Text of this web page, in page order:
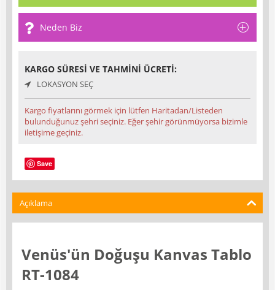
Neden Biz
KARGO SÜRESI VE TAHMINI ÜCRETI:
LOKASYON SEÇ
Kargo fiyatlarını görmek için lütfen Haritadan/Listeden
bulunduğunuz şehri seçiniz. Eğer şehir görünmüyorsa bizimle
iletişime geçiniz.
Save
Açıklama
Venüs'ün Doğuşu Kanvas Tablo
RT-1084